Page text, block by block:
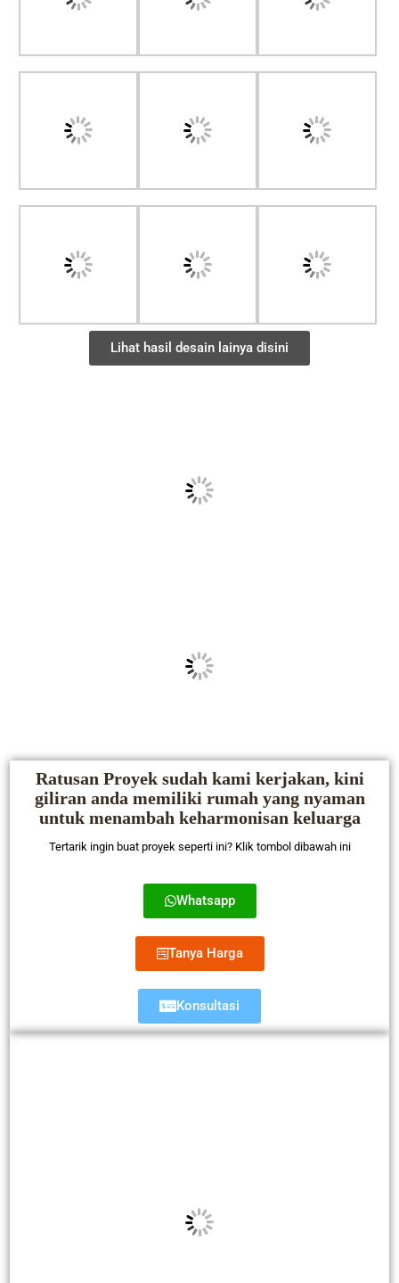
Lihat hasil desain lainya disini
Ratusan Proyek sudah kami kerjakan, kini
giliran anda memiliki rumah yang nyaman
untuk menambah keharmonisan keluarga
Tertarik ingin buat proyek seperti ini? Klik tombol dibawah ini
Whatsapp
Tanya Harga
Konsultasi